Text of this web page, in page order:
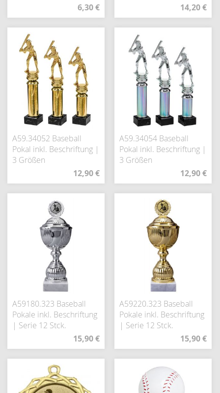
6,30 €
14,20 €
A59.34052 Baseball
Pokal inkl. Beschriftung |
3 Größen
12,90 €
A59.34054 Baseball
Pokal inkl. Beschriftung |
3 Größen
12,90 €
A59180.323 Baseball
Pokale inkl. Beschriftung
| Serie 12 Stck.
15,90 €
A59220.323 Baseball
Pokale inkl. Beschriftung
| Serie 12 Stck.
15,90 €